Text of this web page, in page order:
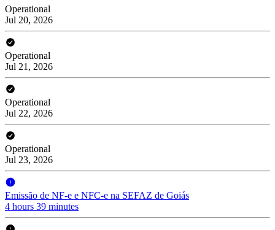
Operational
Jul 20, 2026
Operational
Jul 21, 2026
Operational
Jul 22, 2026
Operational
Jul 23, 2026
Emissão de NF-e e NFC-e na SEFAZ de Goiás
4 hours 39 minutes